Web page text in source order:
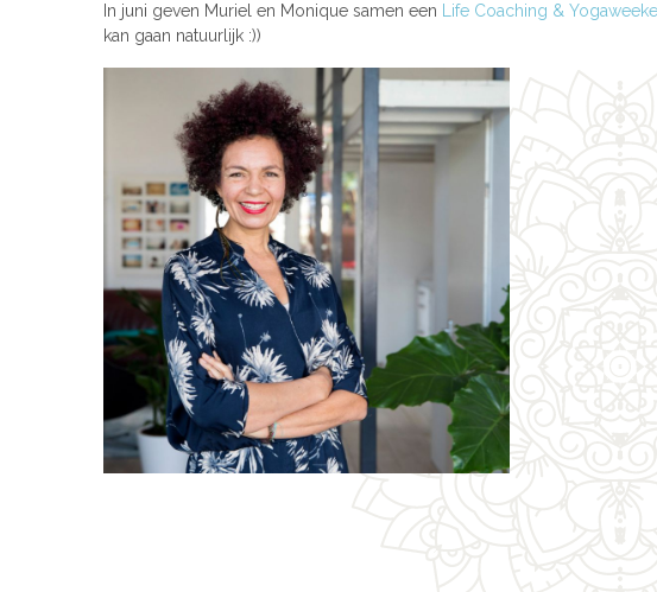
In juni geven Muriel en Monique samen een Life Coaching &
kan gaan natuurlijk :))